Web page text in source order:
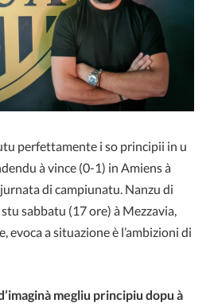
perfettamente i so principii in u
à vince (0-1) in Amiens à
di campiunatu. Nanzu di
sabbatu (17 ore) à Mezzavia,
evoca a situazione è l’ambizioni di
megliu principiu dopu à